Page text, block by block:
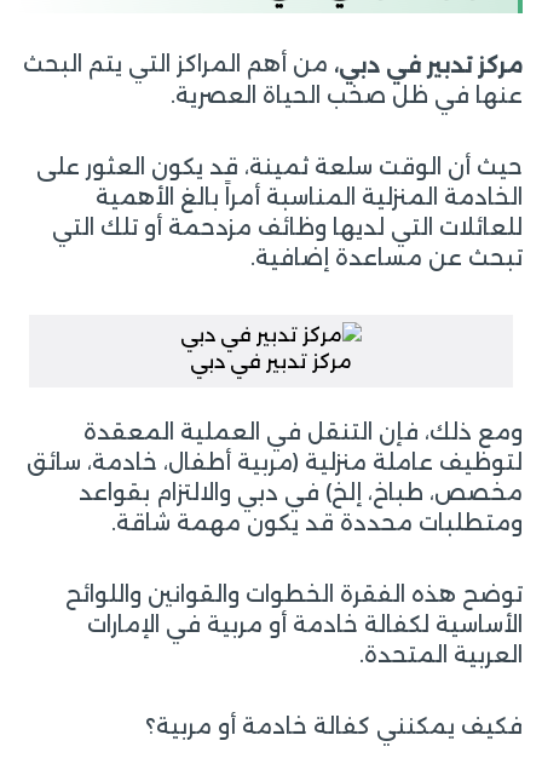
مركز تدبير في دبي، من أهم المراكز التي يتم البحث
عنها في ظل صخب الحياة العصرية.
حيث أن الوقت سلعة ثمينة، قد يكون العثور على
الخادمة المنزلية المناسبة أمراً بالغ الأهمية
للعائلات التي لديها وظائف مزدحمة أو تلك التي
تبحث عن مساعدة إضافية.
مركز تدبير في دبي
ومع ذلك، فإن التنقل في العملية المعقدة
لتوظيف عاملة منزلية (مربية أطفال، خادمة، سائق
مخصص، طباخ، إلخ) في دبي والالتزام بقواعد
ومتطلبات محددة قد يكون مهمة شاقة.
توضح هذه الفقرة الخطوات والقوانين واللوائح
الأساسية لكفالة خادمة أو مربية في الإمارات
العربية المتحدة.
فكيف يمكنني كفالة خادمة أو مربية؟